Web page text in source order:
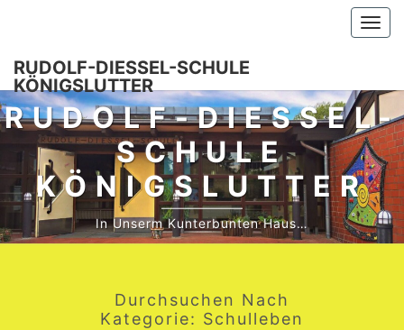
content
RUDOLF-DIESSEL-SCHULE K
ÖNIGSLUTTER
RUDOLF-DIESSEL-S
CHULE K
ÖNIGSLUTTER
In Unserm Kunterbunten Haus…
Durchsuchen Nach
Kategorie: Schulleben